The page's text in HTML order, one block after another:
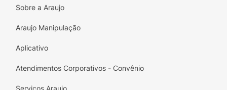
Sobre a Araujo
Araujo Manipulação
Aplicativo
Atendimentos Corporativos - Convênio
Serviços Araujo